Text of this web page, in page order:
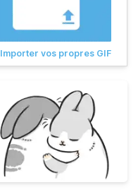
Importer vos propres GIF